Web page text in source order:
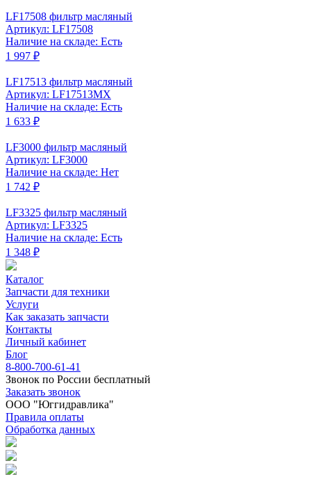
LF17508 фильтр масляный
Артикул: LF17508
Наличие на складе: Есть
1 997 ₽
LF17513 фильтр масляный
Артикул: LF17513MX
Наличие на складе: Есть
1 633 ₽
LF3000 фильтр масляный
Артикул: LF3000
Наличие на складе: Нет
1 742 ₽
LF3325 фильтр масляный
Артикул: LF3325
Наличие на складе: Есть
1 348 ₽
Каталог
Запчасти для техники
Услуги
Как заказать запчасти
Контакты
Личный кабинет
Блог
8-800-700-61-41
Звонок по России бесплатный
Заказать звонок
ООО "Юггидравлика"
Правила оплаты
Обработка данных